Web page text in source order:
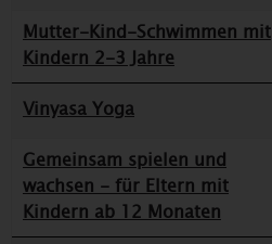
Mutter-Kind-Schwimmen mit
Kindern 2-3 Jahre
Vinyasa Yoga
Gemeinsam spielen und
wachsen - für Eltern mit
Kindern ab 12 Monaten